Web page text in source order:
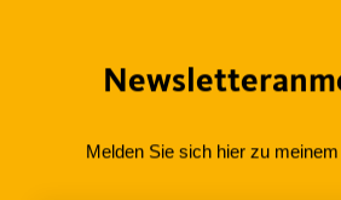
Melden Sie sich hier zu